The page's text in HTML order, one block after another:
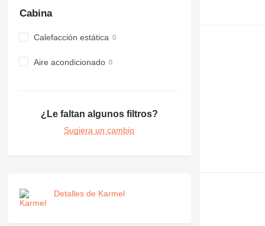
988
992
CB
D series
M-series
Cabina
Calefacción estática
Aire acondicionado
¿Le faltan algunos filtros?
Sugiera un cambio
Detalles de Karmel